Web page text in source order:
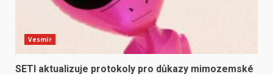
Vesmír
SETI aktualizuje protokoly pro důkazy mimozemské